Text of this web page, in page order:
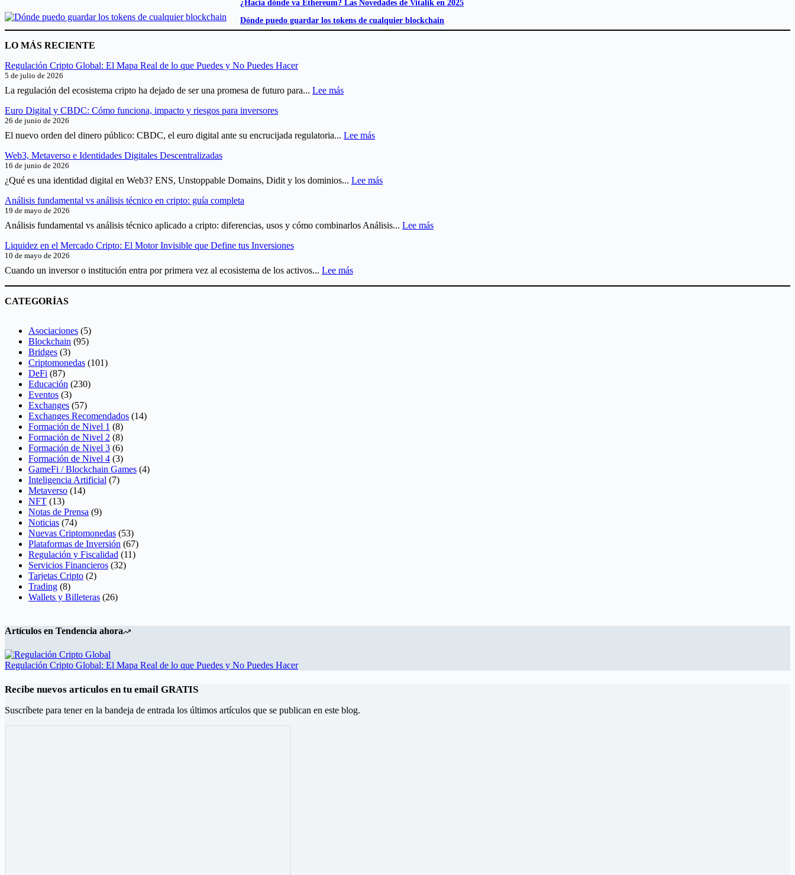
¿Hacia dónde va Ethereum? Las Novedades de Vitalik en 2025
Dónde puedo guardar los tokens de cualquier blockchain
LO MÁS RECIENTE
Regulación Cripto Global: El Mapa Real de lo que Puedes y No Puedes Hacer
5 de julio de 2026
La regulación del ecosistema cripto ha dejado de ser una promesa de futuro para... Lee más:
El
Mapa
que
Puedes
Euro Digital y CBDC: Cómo funciona, impacto y riesgos para inversores
26 de junio de 2026
El nuevo orden del dinero público: CBDC, el euro digital ante su encrucijada regulatoria... Lee más:
CBDC:
Cómo
y
riesgos
Web3, Metaverso e Identidades Digitales Descentralizadas
16 de junio de 2026
¿Qué es una identidad digital en Web3? ENS, Unstoppable Domains, Didit y los dominios... Lee más:
Identidades
Digitales
Análisis fundamental vs análisis técnico en cripto: guía completa
19 de mayo de 2026
Análisis fundamental vs análisis técnico aplicado a cripto: diferencias, usos y cómo combinarlos Análisis... Lee más:
en
Liquidez en el Mercado Cripto: El Motor Invisible que Define tus Inversiones
10 de mayo de 2026
Cuando un inversor o institución entra por primera vez al ecosistema de los activos... Lee más:
CATEGORÍAS
Asociaciones (5)
Blockchain (95)
Bridges (3)
Criptomonedas (101)
DeFi (87)
Educación (230)
Eventos (3)
Exchanges (57)
Exchanges Recomendados (14)
Formación de Nivel 1 (8)
Formación de Nivel 2 (8)
Formación de Nivel 3 (6)
Formación de Nivel 4 (3)
GameFi / Blockchain Games (4)
Inteligencia Artificial (7)
Metaverso (14)
NFT (13)
Notas de Prensa (9)
Noticias (74)
Nuevas Criptomonedas (53)
Plataformas de Inversión (67)
Regulación y Fiscalidad (11)
Servicios Financieros (32)
Tarjetas Cripto (2)
Trading (8)
Wallets y Billeteras (26)
Artículos en Tendencia ahora
Regulación Cripto Global: El Mapa Real de lo que Puedes y No Puedes Hacer
Recibe nuevos artículos en tu email GRATIS
Suscríbete para tener en la bandeja de entrada los últimos artículos que se publican en este blog.